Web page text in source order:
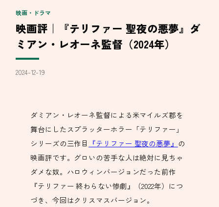
映画・ドラマ
映画評｜『テリファー 聖夜の悪夢』ダ
ミアン・レオーネ監督（2024年）
2024-12-19
ダミアン・レオーネ監督による米マイルズ郡を
舞台にしたスプラッターホラー「テリファー」
シリーズの三作目
『テリファー 聖夜の悪夢』 の
映画評です。グロいの苦手な人は絶対に見ちゃ
ダメな奴。ハロウィンバージョンだった前作
『テリファー 終わらない惨劇』（2022年）につ
づき、今回はクリスマスバージョン。